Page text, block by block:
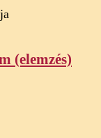
(elemzés)